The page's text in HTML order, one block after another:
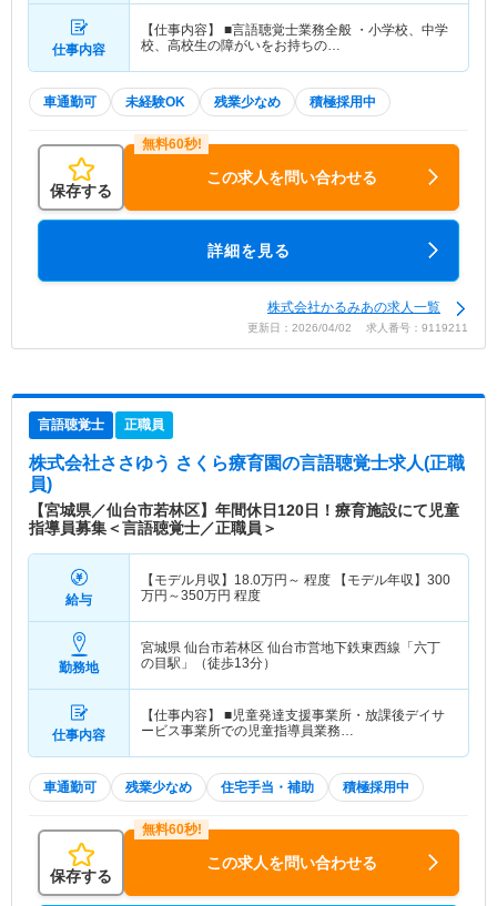
仕事内容
【仕事内容】 ■言語聴覚士業務全般 ・小学校、中学
校、高校生の障がいをお持ちの…
車通勤可 未経験OK 残業少なめ 積極採用中
保存する
この求人を問い合わせる
詳細を見る
株式会社かるみあの求人一覧
更新日：2026/04/02 求人番号：9119211
言語聴覚士 正職員
株式会社ささゆう さくら療育園の言語聴覚士求人(正職
員)
【宮城県／仙台市若林区】年間休日120日！療育施設にて児童
指導員募集＜言語聴覚士／正職員＞
給与
【モデル月収】 18.0万円～ 程度 【モデル年収】 300
万円～350万円 程度
勤務地
宮城県 仙台市若林区 仙台市営地下鉄東西線「六丁
の目駅」（徒歩13分）
仕事内容
【仕事内容】 ■児童発達支援事業所・放課後デイサ
ービス事業所での児童指導員業務…
車通勤可 残業少なめ 住宅手当・補助 積極採用中
保存する
この求人を問い合わせる